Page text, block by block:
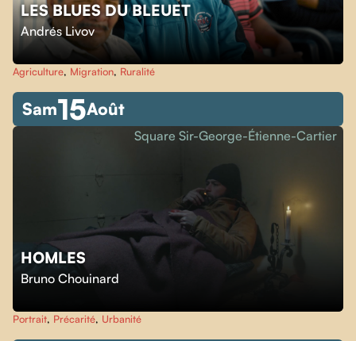
LES BLUES DU BLEUET
Andrés Livov
Agriculture, Migration, Ruralité
Sam15Août
HOMLES
Bruno Chouinard
Square Sir-George-Étienne-Cartier
Portrait, Précarité, Urbanité